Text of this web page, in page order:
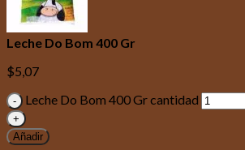
Leche Do Bom 400 Gr
$5,07
Leche Do Bom 400 Gr cantidad
Añadir